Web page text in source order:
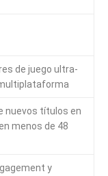
de juego ultra-
nuevos títulos en
menos de 48
y